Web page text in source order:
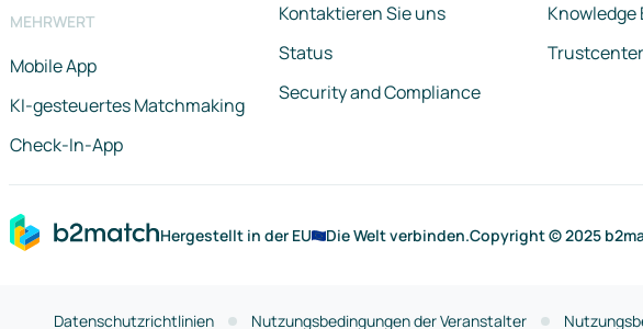
MEHRWERT
Mobile App
KI-gesteuertes Matchmaking
Check-In-App
Kontaktieren Sie uns
Status
Security and Compliance
Knowledge
Trustcenter
Hergestellt in der EU Die Welt verbinden.Copyright © 2025
Datenschutzrichtlinien Nutzungsbedingungen der Veranstalter